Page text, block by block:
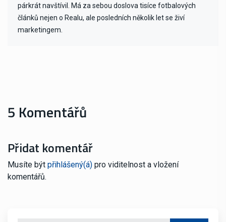
párkrát navštívil. Má za sebou doslova tisíce fotbalových
článků nejen o Realu, ale posledních několik let se živí
marketingem.
5 Komentářů
Přidat komentář
Musíte být přihlášený(á) pro viditelnost a vložení
komentářů.